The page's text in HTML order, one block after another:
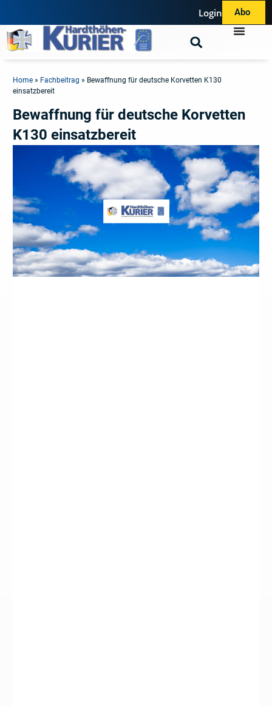
Login Abo
Home » Fachbeitrag » Bewaffnung für deutsche Korvetten K130
einsatzbereit
Bewaffnung für deutsche Korvetten
K130 einsatzbereit